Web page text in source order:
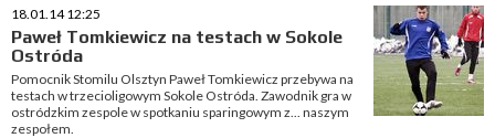
18.01.14 12:25
Paweł Tomkiewicz na testach w Sokole
Ostróda
Pomocnik Stomilu Olsztyn Paweł Tomkiewicz przebywa na
testach w trzecioligowym Sokole Ostróda. Zawodnik gra w
ostródzkim zespole w spotkaniu sparingowym z... naszym
zespołem.